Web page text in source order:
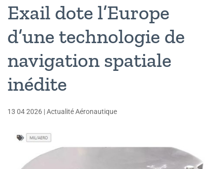
Exail dote l’Europe
d’une technologie de
navigation spatiale
inédite
13 04 2026 |Actualité Aéronautique